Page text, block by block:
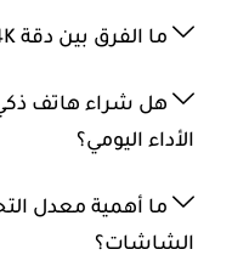
ما الفرق بين دقة 4K و 8K في التلفزيونات؟
هل شراء هاتف
الأداء اليومي؟
الشاشات؟